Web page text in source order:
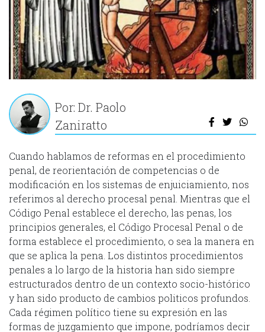
Por: Dr. Paolo
Zaniratto
Cuando hablamos de reformas en el procedimiento
penal, de reorientación de competencias o de
modificación en los sistemas de enjuiciamiento, nos
referimos al derecho procesal penal. Mientras que el
Código Penal establece el derecho, las penas, los
principios generales, el Código Procesal Penal o de
forma establece el procedimiento, o sea la manera en
que se aplica la pena. Los distintos procedimientos
penales a lo largo de la historia han sido siempre
estructurados dentro de un contexto socio-histórico
y han sido producto de cambios politicos profundos.
Cada régimen político tiene su expresión en las
formas de juzgamiento que impone, podríamos decir